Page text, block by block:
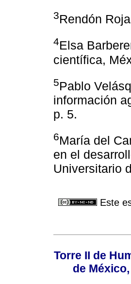
3Rendón
4Elsa
científica,
5Pablo
información
p. 5.
6María del
en el
Universitario
Este
Torre II de
de